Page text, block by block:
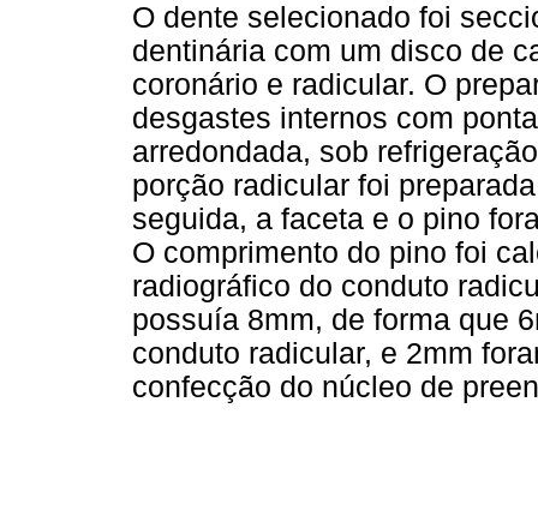
O dente selecionado foi
dentinária com um disco de
coronário e radicular. O
desgastes internos com
arredondada, sob
porção radicular foi
seguida, a faceta e o pino
O comprimento do pino foi
radiográfico do conduto
possuía 8mm, de forma que
conduto radicular, e 2mm
confecção do núcleo de